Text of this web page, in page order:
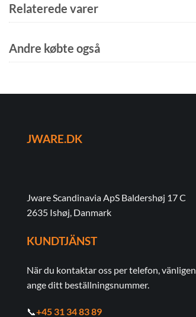
Relaterede varer
Andre købte også
JWARE.DK
Jware Scandinavia ApS Baldershøj 17 C
2635 Ishøj, Danmark
KUNDTJÄNST
När du kontaktar oss per telefon, vänligen
ange ditt beställningsnummer.
📞+45 31 34 83 89